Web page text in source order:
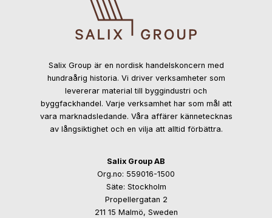
Salix Group är en nordisk handelskoncern med
hundraårig historia. Vi driver verksamheter som
levererar material till byggindustri och
byggfackhandel. Varje verksamhet har som mål att
vara marknadsledande. Våra affärer kännetecknas
av långsiktighet och en vilja att alltid förbättra.
Salix Group AB
Org.no: 559016-1500
Säte: Stockholm
Propellergatan 2
211 15 Malmö, Sweden